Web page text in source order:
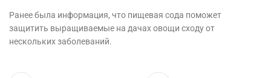
Ранее была информация, что пищевая сода поможет
защитить выращиваемые на дачах овощи сходу от
нескольких заболеваний.